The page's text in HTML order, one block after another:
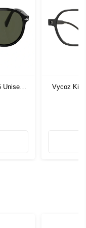
Unisex
Vycoz